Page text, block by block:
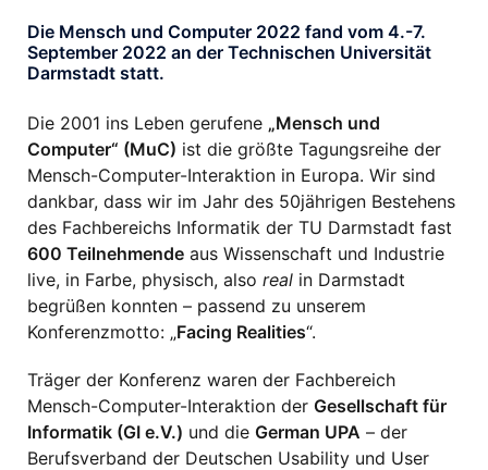
Die Mensch und Computer 2022 fand vom 4.-7.
September 2022 an der Technischen Universität
Darmstadt statt.
Die 2001 ins Leben gerufene „Mensch und
Computer“ (MuC) ist die größte Tagungsreihe der
Mensch-Computer-Interaktion in Europa. Wir sind
dankbar, dass wir im Jahr des 50jährigen Bestehens
des Fachbereichs Informatik der TU Darmstadt fast
600 Teilnehmende aus Wissenschaft und Industrie
live, in Farbe, physisch, also real in Darmstadt
begrüßen konnten – passend zu unserem
Konferenzmotto: „Facing Realities“.
Träger der Konferenz waren der Fachbereich
Mensch-Computer-Interaktion der Gesellschaft für
Informatik (GI e.V.) und die German UPA – der
Berufsverband der Deutschen Usability und User